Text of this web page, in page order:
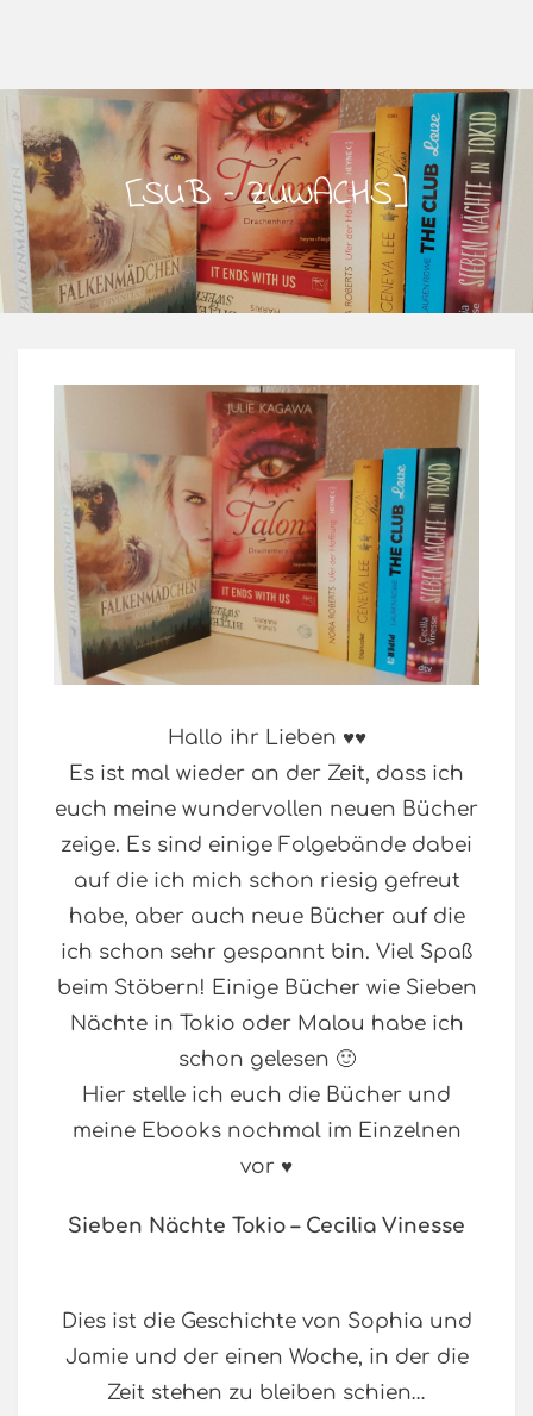
[SUB – ZUWACHS]
Hallo ihr Lieben ♥♥
Es ist mal wieder an der Zeit, dass ich
euch meine wundervollen neuen Bücher
zeige. Es sind einige Folgebände dabei
auf die ich mich schon riesig gefreut
habe, aber auch neue Bücher auf die
ich schon sehr gespannt bin. Viel Spaß
beim Stöbern! Einige Bücher wie Sieben
Nächte in Tokio oder Malou habe ich
schon gelesen 🙂
Hier stelle ich euch die Bücher und
meine Ebooks nochmal im Einzelnen
vor ♥
Sieben Nächte Tokio – Cecilia Vinesse
Dies ist die Geschichte von Sophia und
Jamie und der einen Woche, in der die
Zeit stehen zu bleiben schien…